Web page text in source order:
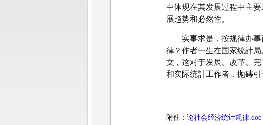
中体现在其发展过程中主
展趋势和必然性。
实事求是，按规律办事
律？ 作者一生在国家统計
文，这对于发展、改革、完
和实际统計工作者，抛磚引
附件： 论社会经济统计规律.doc